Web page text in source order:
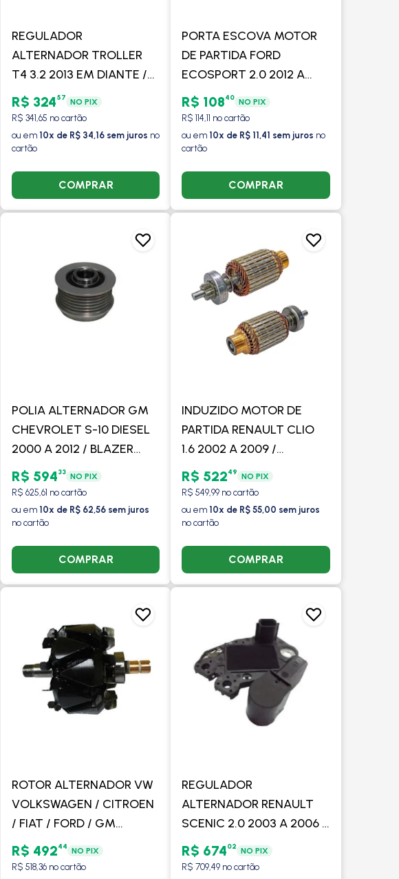
REGULADOR
ALTERNADOR TROLLER
T4 3.2 2013 EM DIANTE /
TROLLER 2.8 2002 A 2006
/ COM/SEM AR - VALEO
R$ 32457 NO PIX
R$ 341,65 no cartão
ou em 10x de R$ 34,16 sem juros no
cartão
COMPRAR
PORTA ESCOVA MOTOR
DE PARTIDA FORD
ECOSPORT 2.0 2012 A
2017 COM/SEM AR -
VALEO
R$ 10840 NO PIX
R$ 114,11 no cartão
ou em 10x de R$ 11,41 sem juros no
cartão
COMPRAR
POLIA ALTERNADOR GM
CHEVROLET S-10 DIESEL
2000 A 2012 / BLAZER
2000 A 2010 / NISSAN
FRONTIER 2002 A 2008 /
COM/SEM AR - VALEO
R$ 59433 NO PIX
R$ 625,61 no cartão
ou em 10x de R$ 62,56 sem juros
no cartão
COMPRAR
INDUZIDO MOTOR DE
PARTIDA RENAULT CLIO
1.6 2002 A 2009 /
KANGOO 1.6 2000 EM
DIANTE / LOGAN 1.6 2007
A 2013 / COM/SEM AR -
VALEO
R$ 52249 NO PIX
R$ 549,99 no cartão
ou em 10x de R$ 55,00 sem juros
no cartão
COMPRAR
ROTOR ALTERNADOR VW
VOLKSWAGEN / CITROEN
/ FIAT / FORD / GM
CHEVROLET / PEUGEOT /
RENAULT / COM/SEM AR
R$ 49244 NO PIX
R$ 518,36 no cartão
REGULADOR
ALTERNADOR RENAULT
SCENIC 2.0 2003 A 2006 /
MEGANE 2.0 2004 A 2006
/GRAND TOUR 1.0/1.6 2007
R$ 67402 NO PIX
R$ 709,49 no cartão